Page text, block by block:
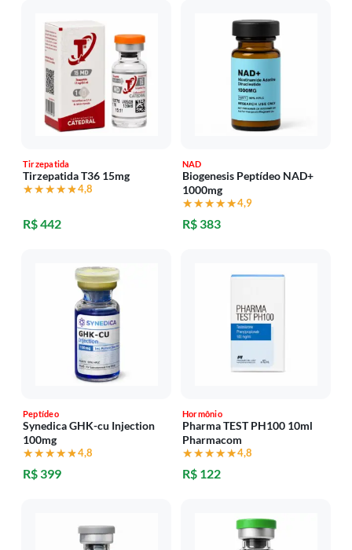
Tirzepatida
Tirzepatida T36 15mg
★★★★★
★★★★★4,8
R$ 442
NAD
Biogenesis Peptídeo NAD+
1000mg
★★★★★
★★★★★4,9
R$ 383
Peptídeo
Synedica GHK-cu Injection
100mg
★★★★★
★★★★★4,8
R$ 399
Hormônio
Pharma TEST PH100 10ml
Pharmacom
★★★★★
★★★★★4,8
R$ 122